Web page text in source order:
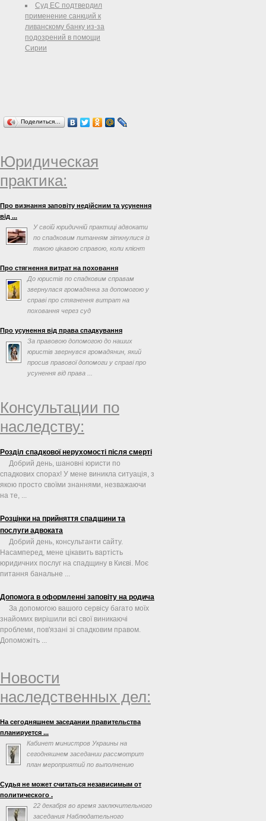
Суд ЕС подтвердил
применение санкций к
ливанскому банку из-за
подозрений в помощи
Сирии
Поделиться…
Юридическая
практика:
Про визнання заповіту недійсним та усунення
від ...
У своїй юридичній практиці адвокати
по спадковим питанням зіткнулися із
такою цікавою справою, коли клієнт
Про стягнення витрат на поховання
До юристів по спадковим справам
звернулася громадянка за допомогою у
справі про стягнення витрат на
поховання через суд
Про усунення від права спадкування
За правовою допомогою до наших
юристів звернувся громадянин, який
просив правової допомоги у справі про
усунення від права ...
Консультации по
наследству:
Розділ спадкової нерухомості після смерті
Добрий день, шановні юристи по
спадкових спорах! У мене виникла ситуація, з
якою просто своїми знаннями, незважаючи
на те, ...
Розцінки на прийняття спадщини та
послуги адвоката
Добрий день, консультанти сайту.
Насамперед, мене цікавить вартість
юридичних послуг на спадщину в Києві. Моє
питання банальне ...
Допомога в оформленні заповіту на родича
За допомогою вашого сервісу багато моїх
знайомих вирішили всі свої виникаючі
проблеми, пов'язані зі спадковим правом.
Допоможіть ...
Новости
наследственных дел:
На сегодняшнем заседании правительства
планируется ...
Кабинет министров Украины на
сегодняшнем заседании рассмотрит
план мероприятий по выполнению
Евросоюзом. Об этом говорится в повестке дня
заседания на сайте правительства.
Судья не может считаться независимым от
политического .
22 декабря во время заключительного
заседания Наблюдательного